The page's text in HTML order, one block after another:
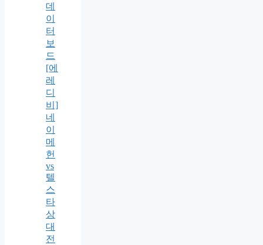
데
이
터
보
드
[에
레
디
비]
네
이
메
헌
vs
텔
스
타
상
대
전